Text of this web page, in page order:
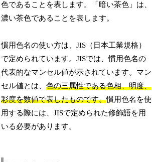
色であることを表します。「暗い茶色」は、
濃い茶色であることを表します。
慣用色名の使い方は、JIS（日本工業規格）
で定められています。JISでは、慣用色名の
代表的なマンセル値が示されています。マン
セル値とは、色の三属性である色相、明度、
彩度を数値で表したものです。慣用色名を使
用する際には、JISで定められた修飾語を用
いる必要があります。